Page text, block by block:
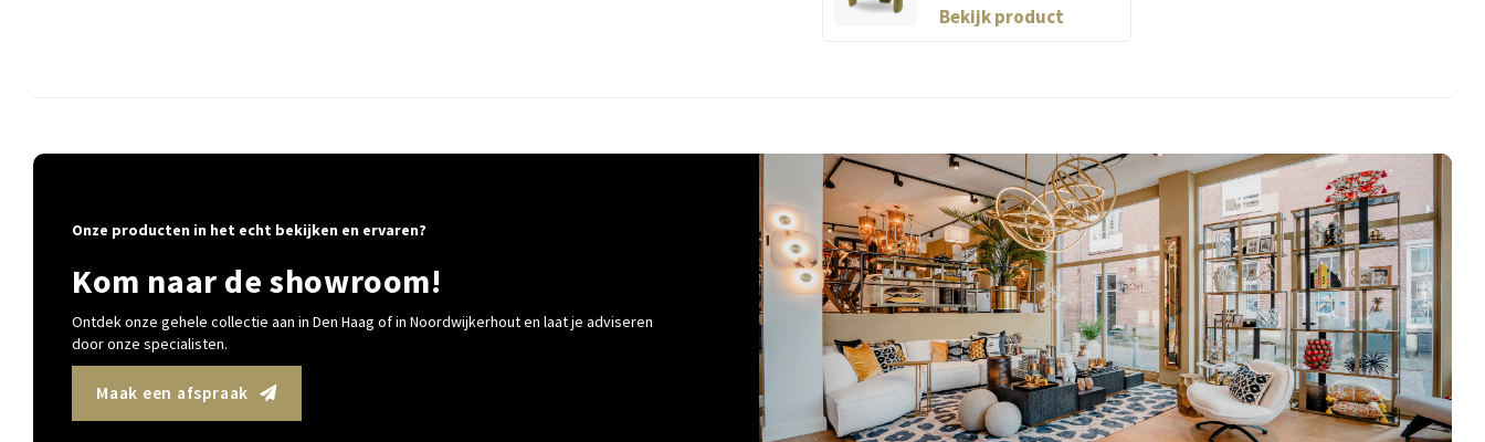
Bekijk product
Onze producten in het echt bekijken en ervaren?
Kom naar de showroom!
Ontdek onze gehele collectie aan in Den Haag of in Noordwijkerhout en laat je adviseren
door onze specialisten.
Maak een afspraak